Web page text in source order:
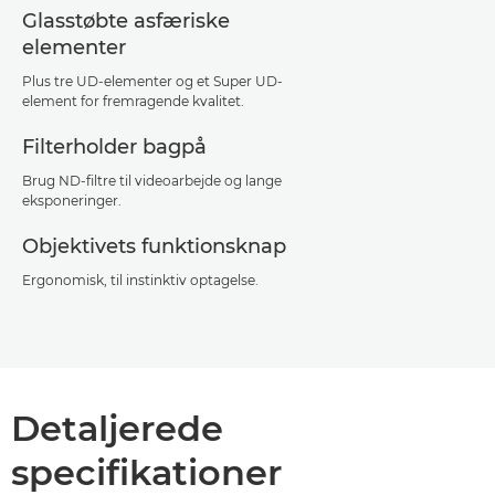
Glasstøbte asfæriske
elementer
Plus tre UD-elementer og et Super UD-
element for fremragende kvalitet.
Filterholder bagpå
Brug ND-filtre til videoarbejde og lange
eksponeringer.
Objektivets funktionsknap
Ergonomisk, til instinktiv optagelse.
Detaljerede
specifikationer